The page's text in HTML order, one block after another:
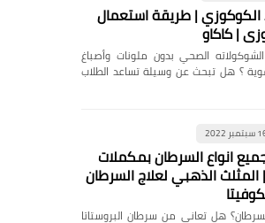
الكوكوزي | طريقة استعمال
| كاكاو
الصحي بدون ملونات وأصباغ
؟ هل تبحث عن وسيلة تساعد الطلاب
2022
انواع السرطان بمكملات
DXN | المثلث الذهبي لعلاج السرطان
هل تعاني من سرطان البروستاتا